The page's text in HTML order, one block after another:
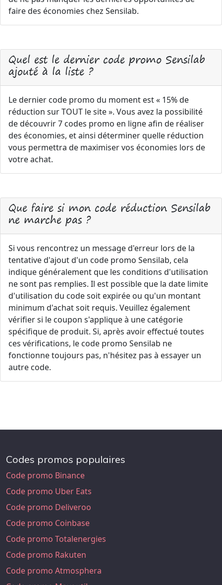
faire des économies chez Sensilab.
Quel est le dernier code promo Sensilab
ajouté à la liste ?
Le dernier code promo du moment est « 15% de
réduction sur TOUT le site ». Vous avez la possibilité
de découvrir 7 codes promo en ligne afin de réaliser
des économies, et ainsi déterminer quelle réduction
vous permettra de maximiser vos économies lors de
votre achat.
Que faire si mon code réduction Sensilab
ne marche pas ?
Si vous rencontrez un message d'erreur lors de la
tentative d'ajout d'un code promo Sensilab, cela
indique généralement que les conditions d'utilisation
ne sont pas remplies. Il est possible que la date limite
d'utilisation du code soit expirée ou qu'un montant
minimum d'achat soit requis. Veuillez également
vérifier si le coupon s'applique à une catégorie
spécifique de produit. Si, après avoir effectué toutes
ces vérifications, le code promo Sensilab ne
fonctionne toujours pas, n'hésitez pas à essayer un
autre code.
Codes promos populaires
Code promo Binance
Code promo Uber Eats
Code promo Deliveroo
Code promo Coinbase
Code promo Totalenergies
Code promo Rakuten
Code promo Atmosphera